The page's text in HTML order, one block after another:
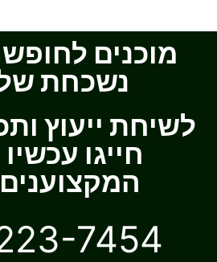
מוכנים
נשכחת
לשיחת ייעוץ
חייגו
7454